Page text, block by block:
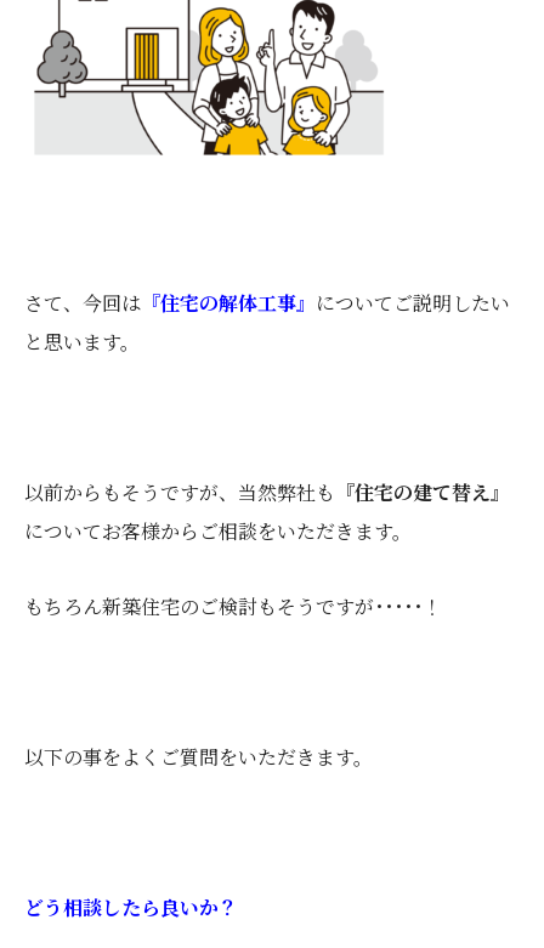
さて、今回は 『住宅の解体工事』 についてご説明したい
と思います。
以前からもそうですが、当然弊社も 『住宅の建て替え』
についてお客様からご相談をいただきます。
もちろん新築住宅のご検討もそうですが･････！
以下の事をよくご質問をいただきます。
どう相談したら良いか？